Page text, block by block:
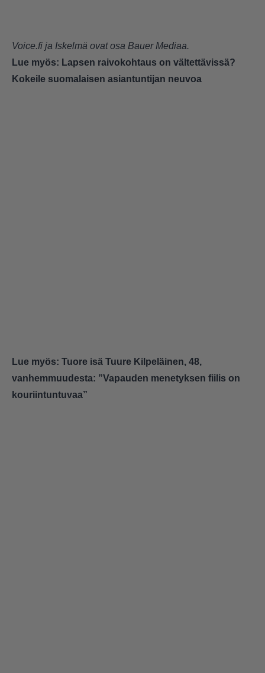
Voice.fi ja Iskelmä ovat osa Bauer Mediaa.
Lue myös: Lapsen raivokohtaus on vältettävissä?
Kokeile suomalaisen asiantuntijan neuvoa
Lue myös: Tuore isä Tuure Kilpeläinen, 48,
vanhemmuudesta: ”Vapauden menetyksen fiilis on
kouriintuntuvaa”